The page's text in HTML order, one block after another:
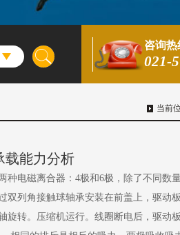
咨询热
021-
当前
载能力分析
电磁离合器：4极和6极，除了不同数
列角接触球轴承安装在前盖上，驱动
旋转。压缩机运行。线圈断电后，驱动